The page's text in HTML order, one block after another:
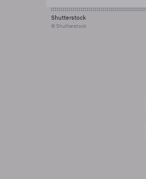
Shutterstock
© Shutterstock